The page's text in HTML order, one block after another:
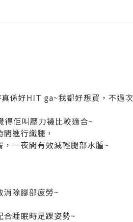
係好HIT ga~我都好想買，不過
得佢叫壓力襪比較適合~
進行纖腿，
一夜間有效減輕腿部水腫~
除腳部疲勞~
睡眠時足踝姿勢~